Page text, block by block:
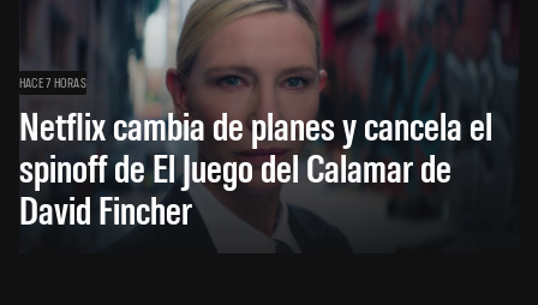
HACE 7 HORAS
Netflix cambia de planes y cancela el
spinoff de El Juego del Calamar de
David Fincher